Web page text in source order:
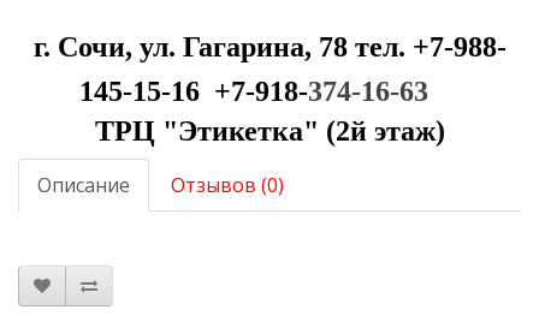
г. Сочи, ул. Гагарина, 78 тел. +7-988-
145-15-16 +7-918-374-16-63
ТРЦ "Этикетка" (2й этаж)
Описание Отзывов (0)